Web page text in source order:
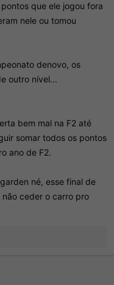
que ele jogou fora
nele ou tomou
denovo, os
outro nível...
bem mal na F2 até
somar todos os pontos
ano de F2.
né, esse final de
ceder o carro pro